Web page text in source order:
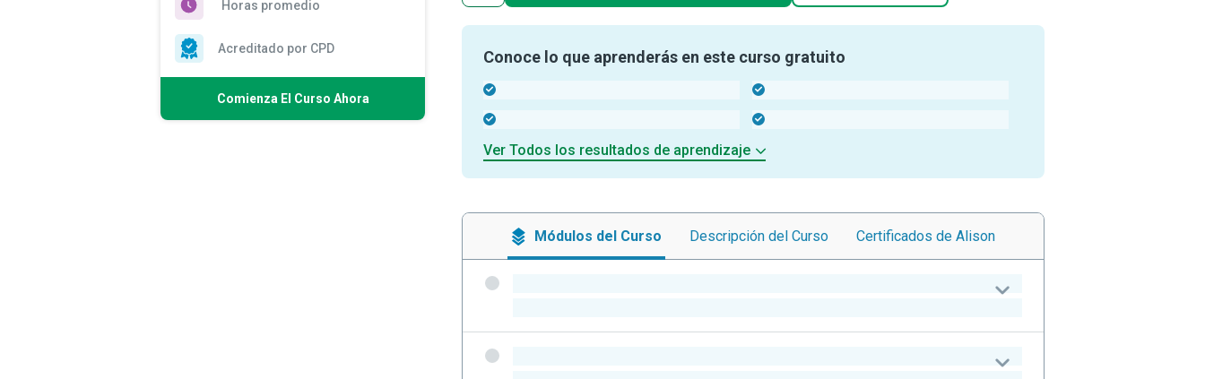
Horas promedio
Acreditado por CPD
Comienza El Curso Ahora
Conoce lo que aprenderás en este curso gratuito
Ver Todos los resultados de aprendizaje
Módulos del Curso Descripción del Curso Certificados de Alison